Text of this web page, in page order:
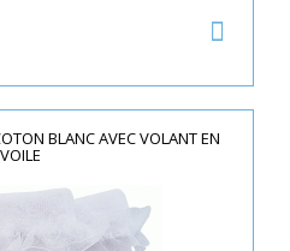
BLANC AVEC VOLANT EN
VOILE